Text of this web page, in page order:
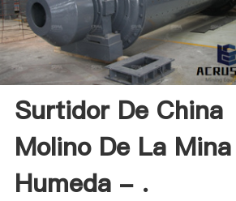
Surtidor De China
Molino De La Mina
Humeda - .